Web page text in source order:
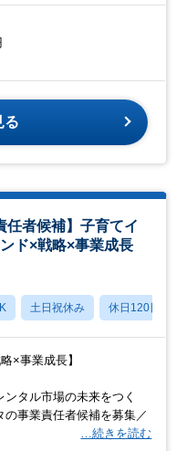
る
任者候補】子育てイ
ド×戦略×事業成長
土日祝休み 休日120日以上
×事業成長】
ンタル市場の未来をつく
の事業責任者候補を募集／
…続きを読む